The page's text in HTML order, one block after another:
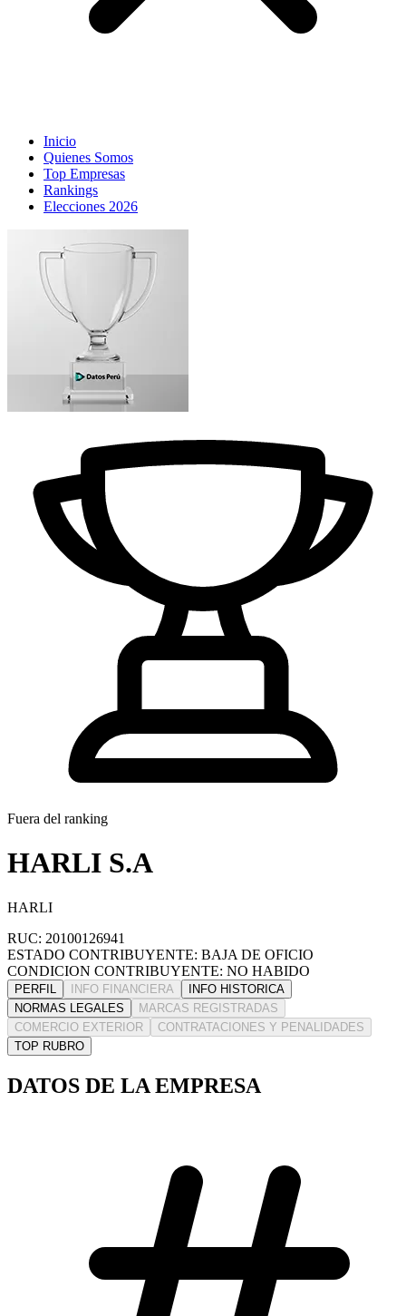
Inicio
Quienes Somos
Top Empresas
Rankings
Elecciones 2026
Fuera del ranking
HARLI S.A
HARLI
RUC: 20100126941
ESTADO CONTRIBUYENTE: BAJA DE OFICIO
CONDICION CONTRIBUYENTE: NO HABIDO
PERFIL INFO FINANCIERA
INFO HISTORICA
NORMAS LEGALES
MARCAS REGISTRADAS
COMERCIO EXTERIOR
CONTRATACIONES Y PENALIDADES
TOP RUBRO
DATOS DE LA EMPRESA